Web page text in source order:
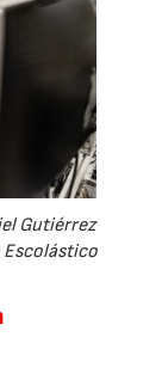
Gutiérrez
Escolástico